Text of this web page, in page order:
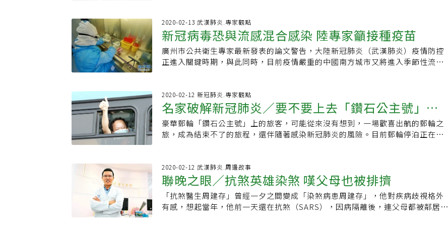
有5至17%的人在被隔離時發生了精神症狀，其中以失眠、恐慌症、憂鬱、焦慮症
狀以及PTSD為主；在SARS過後的第三個月，發生率下降一半；六個月時，幾乎
完全消失，僅有一位有憂鬱症，少數幾位仍有較輕微的恐慌、焦慮症狀及失眠。
在SARS盛行期間，這些被隔離者很擔心他們的親人也會遭到感染，在工作、社交
位醫護人員做為對照組。結果發現，SARS病房的憂鬱症發生率，比非SARS病房
高出13倍，失眠的發生率則高出4倍；在SARS病房與非SARS的一般病房，具
PTSD症狀者平均為29.7%，而在非SARS的ICU病房工作者僅有11.8%。研究並
針對22位在照顧SARS病患時受到感染的倖存者，進行一年半及四年半的追蹤研
究，結果發現，在SARS盛行時，三分之二以上的個案都得到急性PTSD及重度憂
消失，然而少數個案的精神症狀卻變得十分脆弱，對媒體的災難報導十分敏感，
導致症狀復發。蘇東平認為，在疫病流行時，有組織的工作環境和條理分明的照
護步驟，是避免感染、增加安全保護的最佳良方。此外，直接與SARS病患接觸的
照護者，應該盡量降低其危險因子，例如避免讓有精神疾病史、年紀較輕以及對
『武漢肺炎』此名稱恐害特定區域汙名化」，衛福部長陳時中竟說，「那叫做
『中國肺炎』不是更糟糕？」令人傻眼。這種對於汙名化一個地區毫不介意的心
態毫不可取，過去日本腦炎的命名有歷史背景，但犯過的錯不應再犯。症狀不只
肺炎 WHO命名用disease就在2月8日，中共的國家衛健委發布了通知，將這個疾
病暫時命名為「新型冠狀病毒肺炎」，簡稱「新冠肺炎」，英文名為Novel
委用的P呢？因為，科學家發現WHO在1月30日命名為2019-nCoV的這隻病毒，
並非僅只於誘發肺炎而已，所以不用pneumonia（肺炎）稱呼它，而用涵蓋更廣
的disease（疾病）為名稱，所以，就算要叫它「武漢」，但後頭加上「肺炎」是
一個不精準的稱法。日本腦炎、德國麻疹 命名皆因學者貢獻有人為「武漢肺炎」
麼感覺而定，就像性騷擾成立與否，也以被騷擾者的主觀感受為準。日本腦炎的
真正名稱其實是「流行性乙型腦炎」，是經由蚊子傳播，人類與畜類都會罹患的
疾病，它會引起中樞神經系統感染，造成急性腦膜或腦炎。但因1924年它在日本
爆發大流行，病原體於1934年在日本被發現，1935年由日本學者最早分離出來，
而作出此一命名。而德國麻疹更是在18世紀中葉即1740年就由德國的弗里德里
2020-02-13 武漢肺炎.專家觀點
新冠病毒恐與流感混合感染 陸專家籲接種疫苗
廣州市公共衛生專家最新發表的論文警告，大陸新冠肺炎（武漢肺炎）疫情防控
正進入關鍵時期，與此同時，目前疫情嚴重的中國南方城市又將進入季節性流感
線上最新發表由廣州市胸科醫院副院長李鐵剛、大陸國務院特殊津貼專家王鳴撰
寫的論文：「在抗擊新型冠狀病毒肺炎疫情同時警惕季節性流感的疊加效應」。
論文稱，根據疾病監測資料，與新冠肺炎一起即將進入流行季節的還有其他呼吸
道傳染病，如流感病毒、副流感病毒、腺病毒、人偏肺病毒等，其臨床表現與新
冠肺炎有相似之處，難以通過臨床表現、胸部影像學鑒別。這些呼吸道病毒混雜
衛生組織報告，流感每年可導致5%~10%的成人和20%~30%的兒童發病。亦
即，在流感季節，每10人至少就有1人感染流感。流感病毒可以引起嚴重併發症如
重症肺炎或合併其他細菌感染，並導致死亡。全球每年流感流行可導致65萬例死
亡。值得注意的是，大陸流感流行高峰季節呈現南北差異，北方地區出現在秋冬
2020-02-12 新冠肺炎.專家觀點
名家破解新冠肺炎／要不要上去「鑽石公主號」指
揮大局 葉金川大笑之後這樣說
豪華郵輪「鑽石公主號」上的旅客，可能從來沒有想到，一場歡喜出航的郵輪之
旅，成為結束不了的旅程，還伴隨著感染新冠肺炎的風險。目前郵輪停泊正在日
離的遊客和工作人員。抗煞時期，葉金川前往因院內感染而封院的和平醫院，幫
助處理種種慌亂與無序。他表示，和平封院是萬不得已下的選擇，但確能有效防
止疫情擴散。但現在的鑽石公主號與和平醫院不同，船上遊客應盡快安排其他場
所集中隔離，以免在有限的空間裡，讓更多健康人被患者傳染。回想和平封院，
當時葉金川進去重要的事情之一，就是協助人員分區隔離與分流，葉金川擔心，
2020-02-12 武漢肺炎.周邊故事
聯晚之眼／抗煞英雄染煞 嘆父母也被排擠
「抗煞醫生周建存」曾經一夕之間變成「染煞病患周建存」，他對疾病歧視格外
有感，想起當年，他前一天還在抗煞（SARS），因病隔離後，連父母都被鄰居視